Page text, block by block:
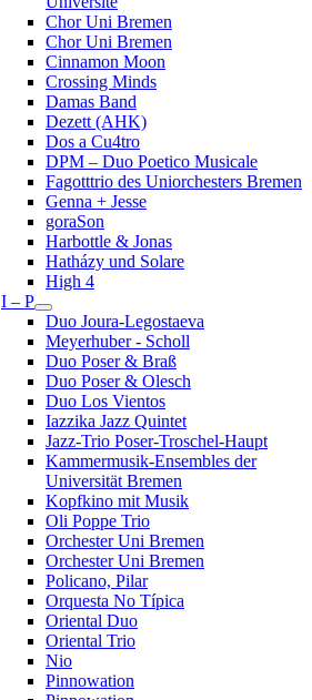
Chor Uni Bremen
Chor Uni Bremen
Cinnamon Moon
Crossing Minds
Damas Band
Dezett (AHK)
Dos a Cu4tro
DPM – Duo Poetico Musicale
Fagotttrio des Uniorchesters Bremen
Genna + Jesse
goraSon
Harbottle & Jonas
Hatházy und Solare
High 4
I – P
Duo Joura-Legostaeva
Meyerhuber - Scholl
Duo Poser & Braß
Duo Poser & Olesch
Duo Los Vientos
Iazzika Jazz Quintet
Jazz-Trio Poser-Troschel-Haupt
Kammermusik-Ensembles der
Universität Bremen
Kopfkino mit Musik
Oli Poppe Trio
Orchester Uni Bremen
Orchester Uni Bremen
Policano, Pilar
Orquesta No Típica
Oriental Duo
Oriental Trio
Nio
Pinnowation